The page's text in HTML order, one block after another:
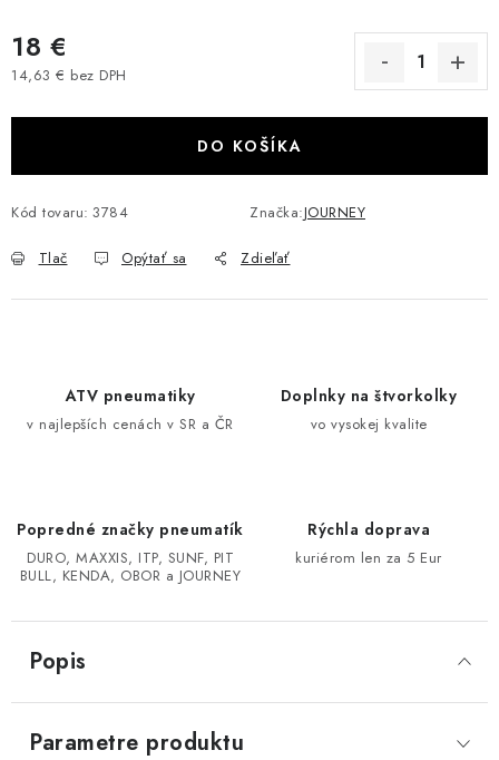
AKCIA
SUZUKI KINGQUAD 700/750 LTA
CF MOTO X450/X520/X550/X625
CF MOTO CFORCE X850/X1000
LINHAI 400/500/M550/650
18 €
14,63 € bez DPH
DO KOŠÍKA
Kód tovaru: 3784 Značka:JOURNEY
Tlač Opýtať sa Zdieľať
ATV pneumatiky
v najlepších cenách v SR a ČR
Doplnky na štvorkolky
vo vysokej kvalite
Popredné značky pneumatík
DURO, MAXXIS, ITP, SUNF, PIT
BULL, KENDA, OBOR a JOURNEY
Rýchla doprava
kuriérom len za 5 Eur
Popis
Parametre produktu